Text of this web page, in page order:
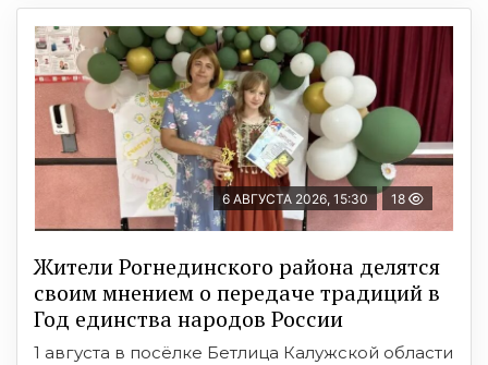
6 АВГУСТА 2026, 15:30 18
Жители Рогнединского района делятся
своим мнением о передаче традиций в
Год единства народов России
1 августа в посёлке Бетлица Калужской области